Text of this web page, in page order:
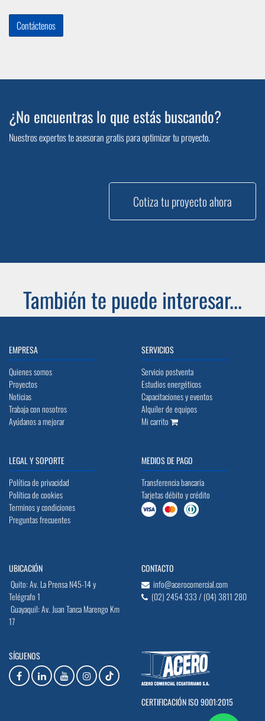
Contáctenos
¿No encuentras lo que estás buscando?
Nuestros expertos te asesoran gratis para optimizar tu proyecto.
Cotiza tu proyecto ahora
También te puede interesar...
EMPRESA
Quienes somos
Proyectos
Noticias
Trabaja con nosotros
Ayúdanos a mejorar
SERVICIOS
Servicio postventa
Estudios energéticos
Capacitaciones y eventos
Alquiler de equipos
Mi carrito
LEGAL Y SOPORTE
Política de privacidad
Política de cookies
Terminos y condiciones
Preguntas frecuentes
MEDIOS DE PAGO
Transferencia bancaria
Tarjetas débito y crédito
UBICACIÓN
Quito: Av. La Prensa N45-14 y
Telégrafo 1
Guayaquil: Av. Juan Tanca Marengo Km
17
CONTACTO
info@acerocomercial.com
(02) 2454 333 / (04) 3811 280
SÍGUENOS
CERTIFICACIÓN ISO 9001:2015